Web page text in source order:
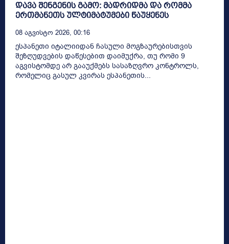
დავა შენგენის გამო: მადრიდმა და რომმა
ერთმანეთს ულტიმატუმები წაუყენეს
08 Აგვისტო 2026, 00:16
ესპანეთი იტალიიდან ჩასული მოგზაურებისთვის
შეზღუდვების დაწესებით დაიმუქრა, თუ რომი 9
აგვისტომდე არ გააუქმებს სასაზღვრო კონტროლს,
რომელიც გასულ კვირას ესპანეთის...